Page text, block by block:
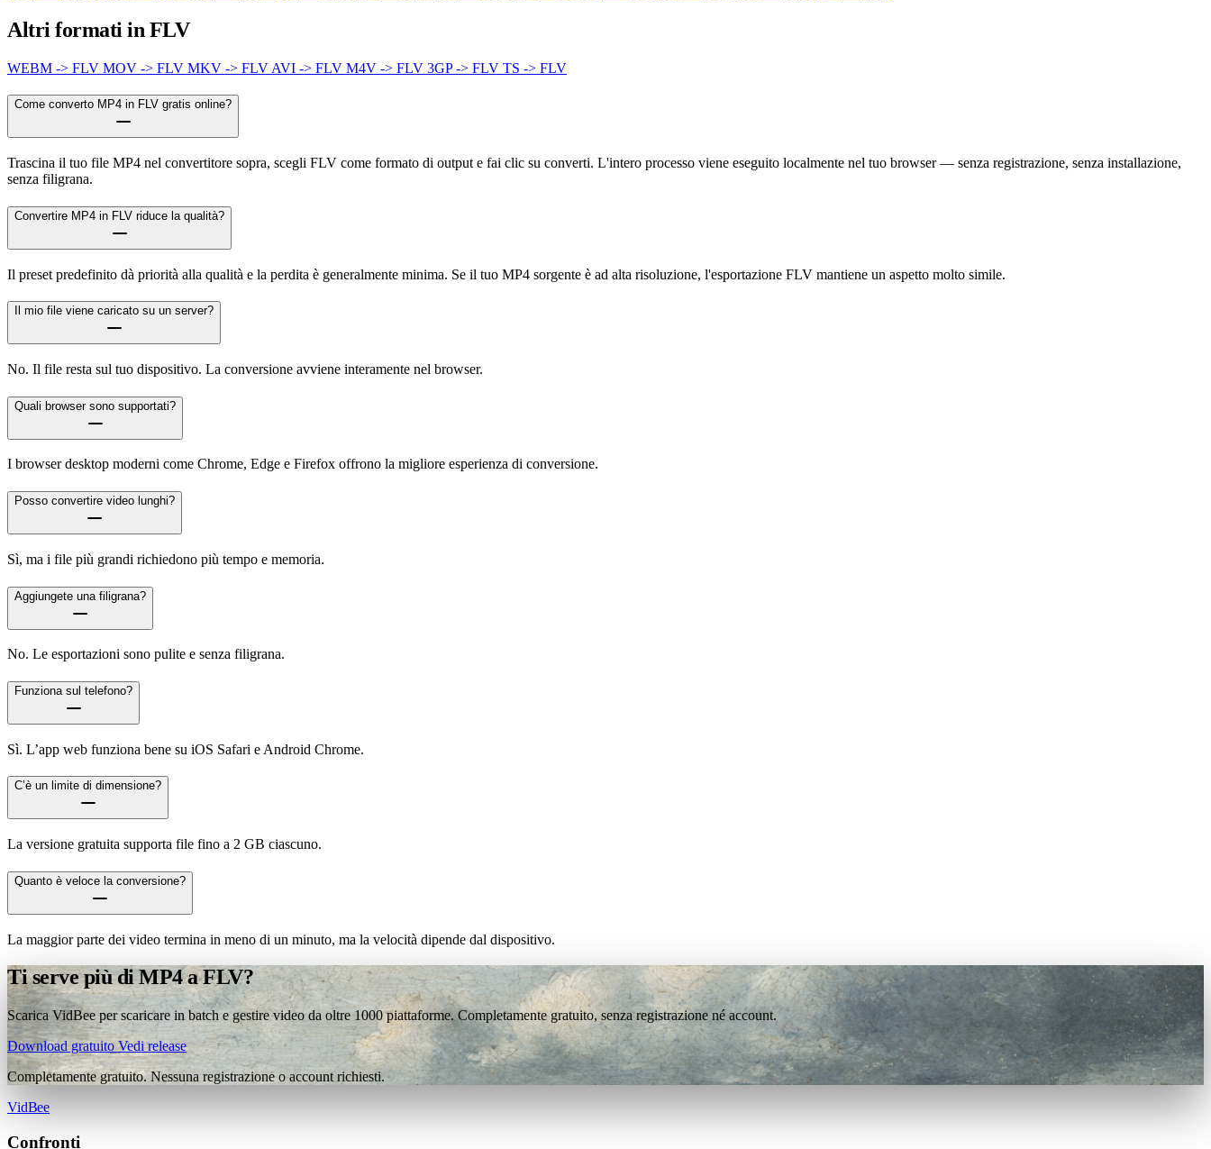
Altri formati in FLV
WEBM -> FLV MOV -> FLV MKV -> FLV AVI -> FLV M4V -> FLV 3GP -> FLV TS -> FLV
Come converto MP4 in FLV gratis online?
Trascina il tuo file MP4 nel convertitore sopra, scegli FLV come formato di output e fai clic su converti. L'intero processo viene eseguito localmente nel tuo browser — senza registrazione, senza installazione,
senza filigrana.
Convertire MP4 in FLV riduce la qualità?
Il preset predefinito dà priorità alla qualità e la perdita è generalmente minima. Se il tuo MP4 sorgente è ad alta risoluzione, l'esportazione FLV mantiene un aspetto molto simile.
Il mio file viene caricato su un server?
No. Il file resta sul tuo dispositivo. La conversione avviene interamente nel browser.
Quali browser sono supportati?
I browser desktop moderni come Chrome, Edge e Firefox offrono la migliore esperienza di conversione.
Posso convertire video lunghi?
Sì, ma i file più grandi richiedono più tempo e memoria.
Aggiungete una filigrana?
No. Le esportazioni sono pulite e senza filigrana.
Funziona sul telefono?
Sì. L’app web funziona bene su iOS Safari e Android Chrome.
C’è un limite di dimensione?
La versione gratuita supporta file fino a 2 GB ciascuno.
Quanto è veloce la conversione?
La maggior parte dei video termina in meno di un minuto, ma la velocità dipende dal dispositivo.
Ti serve più di MP4 a FLV?
Scarica VidBee per scaricare in batch e gestire video da oltre 1000 piattaforme. Completamente gratuito, senza registrazione né account.
Download gratuitoVedi release
Completamente gratuito. Nessuna registrazione o account richiesti.
VidBee
Confronti